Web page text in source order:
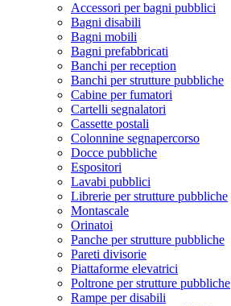
Accessori per bagni pubblici
Bagni disabili
Bagni mobili
Bagni prefabbricati
Banchi per reception
Banchi per strutture pubbliche
Cabine per fumatori
Cartelli segnalatori
Cassette postali
Colonnine segnapercorso
Docce pubbliche
Espositori
Lavabi pubblici
Librerie per strutture pubbliche
Montascale
Orinatoi
Panche per strutture pubbliche
Pareti divisorie
Piattaforme elevatrici
Poltrone per strutture pubbliche
Rampe per disabili